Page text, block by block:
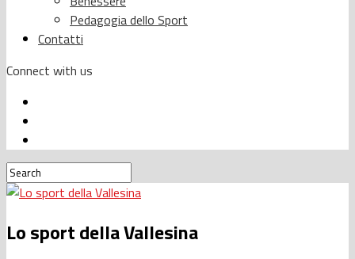
Pedagogia dello Sport
Contatti
Connect with us
Lo sport della Vallesina